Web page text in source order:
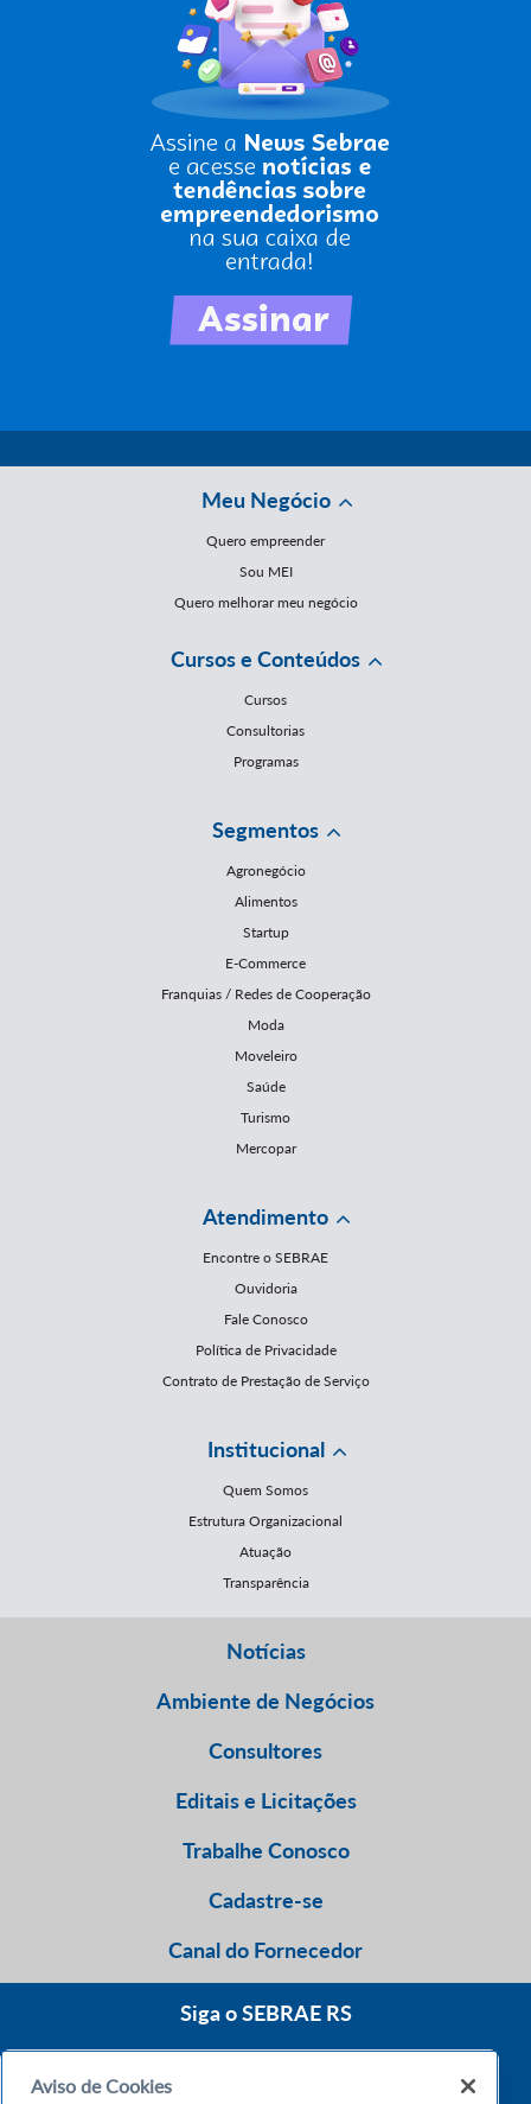
Meu Negócio
Quero empreender
Sou MEI
Quero melhorar meu negócio
Cursos e Conteúdos
Cursos
Consultorias
Programas
Segmentos
Agronegócio
Alimentos
Startup
E-Commerce
Franquias / Redes de Cooperação
Moda
Moveleiro
Saúde
Turismo
Mercopar
Atendimento
Encontre o SEBRAE
Ouvidoria
Fale Conosco
Política de Privacidade
Contrato de Prestação de Serviço
Institucional
Quem Somos
Estrutura Organizacional
Atuação
Transparência
Notícias
Ambiente de Negócios
Consultores
Editais e Licitações
Trabalhe Conosco
Cadastre-se
Canal do Fornecedor
Siga o SEBRAE RS
Aviso de Cookies